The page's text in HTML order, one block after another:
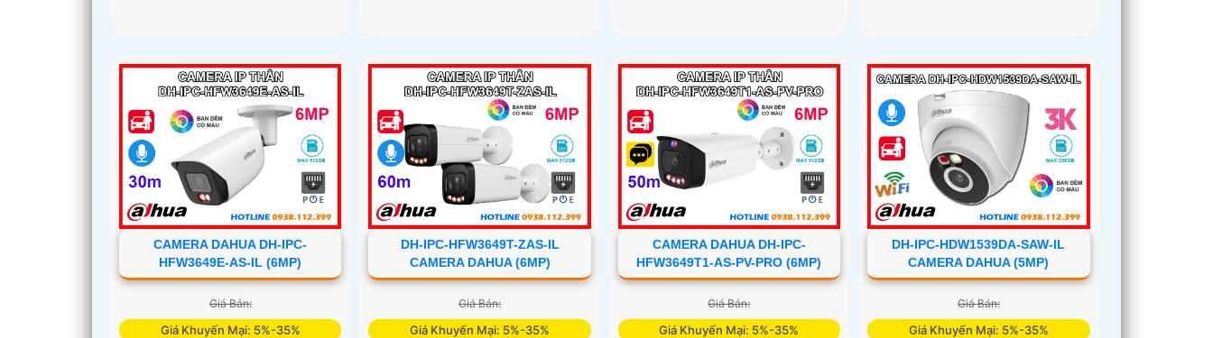
CAMERA DAHUA DH-IPC-
HFW3649E-AS-IL (6MP)
Giá Bán:
Giá Khuyến Mại: 5%-35%
DH-IPC-HFW3649T-ZAS-IL
CAMERA DAHUA (6MP)
Giá Bán:
Giá Khuyến Mại: 5%-35%
CAMERA DAHUA DH-IPC-
HFW3649T1-AS-PV-PRO (6MP)
Giá Bán:
Giá Khuyến Mại: 5%-35%
DH-IPC-HDW1539DA-SAW-IL
CAMERA DAHUA (5MP)
Giá Bán:
Giá Khuyến Mại: 5%-35%